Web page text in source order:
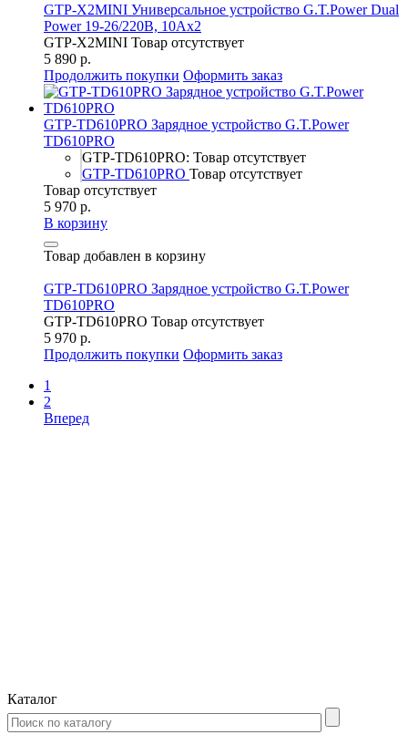
GTP-X2MINI Универсальное устройство G.T.Power Dual
Power 19-26/220В, 10Aх2
GTP-X2MINI Товар отсутствует
5 890 р.
Продолжить покупки Оформить заказ
GTP-TD610PRO Зарядное устройство G.T.Power
TD610PRO
GTP-TD610PRO: Товар отсутствует
GTP-TD610PRO Товар отсутствует
Товар отсутствует
5 970 р.
В корзину
Товар добавлен в корзину
GTP-TD610PRO Зарядное устройство G.T.Power
TD610PRO
GTP-TD610PRO Товар отсутствует
5 970 р.
Продолжить покупки Оформить заказ
1
2
Вперед
Каталог